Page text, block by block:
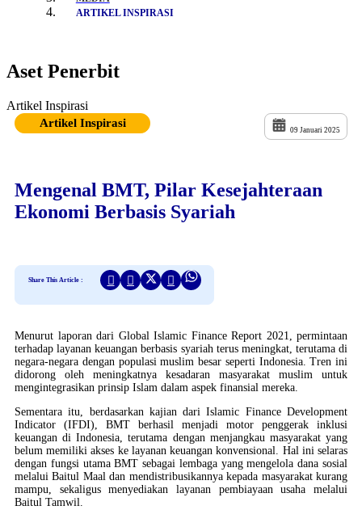
ARTIKEL INSPIRASI
Aset Penerbit
Artikel Inspirasi
Artikel Inspirasi
09 Januari 2025
Mengenal BMT, Pilar Kesejahteraan
Ekonomi Berbasis Syariah
Share This Article :
Menurut laporan dari Global Islamic Finance Report 2021, permintaan
terhadap layanan keuangan berbasis syariah terus meningkat, terutama di
negara-negara dengan populasi muslim besar seperti Indonesia. Tren ini
didorong oleh meningkatnya kesadaran masyarakat muslim untuk
mengintegrasikan prinsip Islam dalam aspek finansial mereka.
Sementara itu, berdasarkan kajian dari Islamic Finance Development
Indicator (IFDI), BMT berhasil menjadi motor penggerak inklusi
keuangan di Indonesia, terutama dengan menjangkau masyarakat yang
belum memiliki akses ke layanan keuangan konvensional. Hal ini selaras
dengan fungsi utama BMT sebagai lembaga yang mengelola dana sosial
melalui Baitul Maal dan mendistribusikannya kepada masyarakat kurang
mampu, sekaligus menyediakan layanan pembiayaan usaha melalui
Baitul Tamwil.